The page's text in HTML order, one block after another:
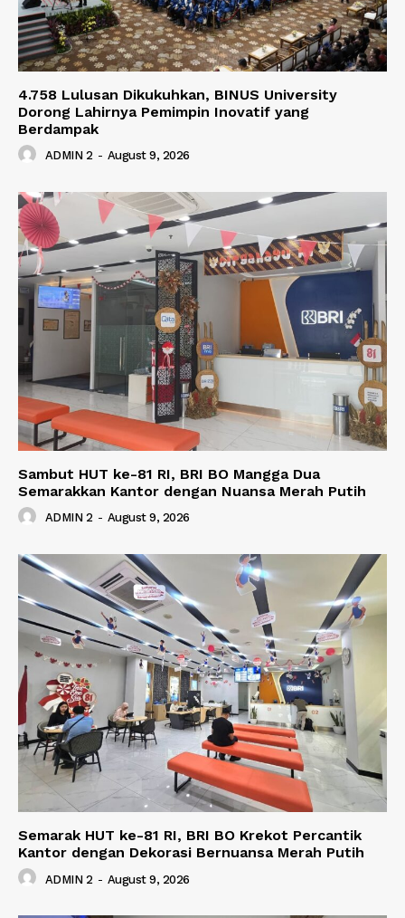
4.758 Lulusan Dikukuhkan, BINUS University
Dorong Lahirnya Pemimpin Inovatif yang
Berdampak
ADMIN 2 - August 9, 2026
Sambut HUT ke-81 RI, BRI BO Mangga Dua
Semarakkan Kantor dengan Nuansa Merah Putih
ADMIN 2 - August 9, 2026
Semarak HUT ke-81 RI, BRI BO Krekot Percantik
Kantor dengan Dekorasi Bernuansa Merah Putih
ADMIN 2 - August 9, 2026